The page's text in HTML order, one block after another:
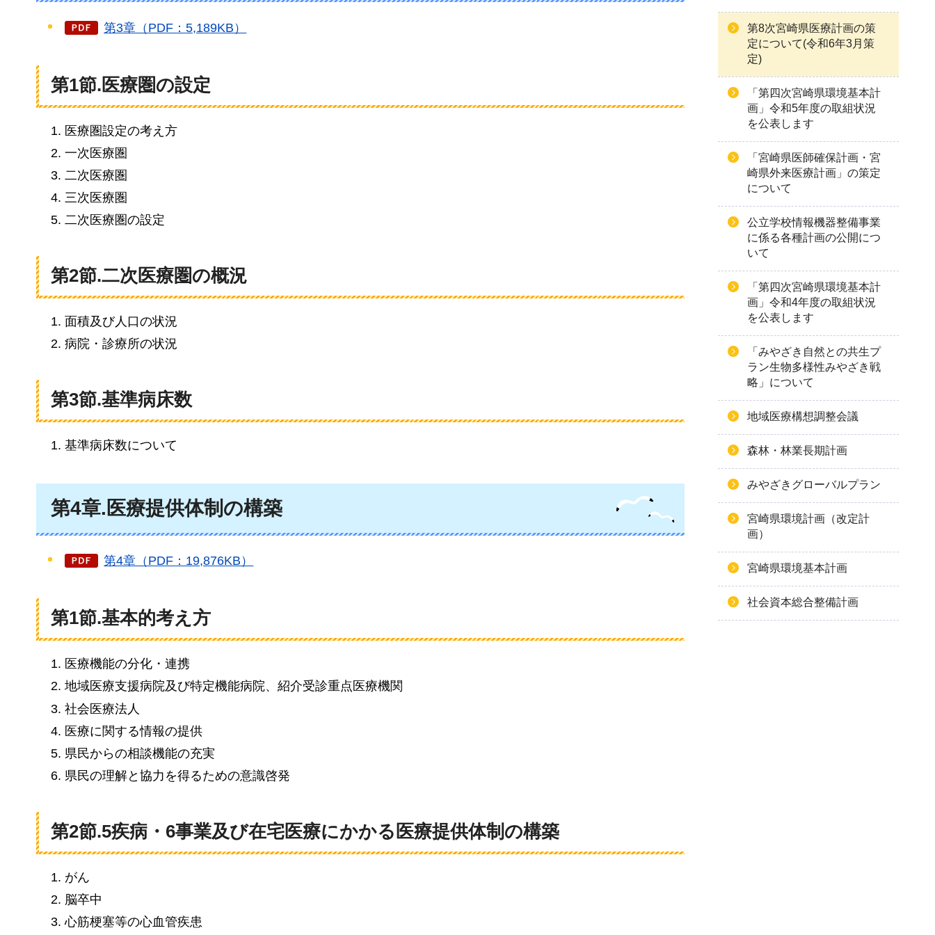
第3章（PDF：5,189KB）
第1節.医療圏の設定
医療圏設定の考え方
一次医療圏
二次医療圏
三次医療圏
二次医療圏の設定
第2節.二次医療圏の概況
面積及び人口の状況
病院・診療所の状況
第3節.基準病床数
基準病床数について
第4章.医療提供体制の構築
第4章（PDF：19,876KB）
第1節.基本的考え方
医療機能の分化・連携
地域医療支援病院及び特定機能病院、紹介受診重点医療機関
社会医療法人
医療に関する情報の提供
県民からの相談機能の充実
県民の理解と協力を得るための意識啓発
第2節.5疾病・6事業及び在宅医療にかかる医療提供体制の構築
がん
脳卒中
心筋梗塞等の心血管疾患
第8次宮崎県医療計画の策
定について(令和6年3月策
定)
「第四次宮崎県環境基本計
画」令和5年度の取組状況
を公表します
「宮崎県医師確保計画・宮
崎県外来医療計画」の策定
について
公立学校情報機器整備事業
に係る各種計画の公開につ
いて
「第四次宮崎県環境基本計
画」令和4年度の取組状況
を公表します
「みやざき自然との共生プ
ラン生物多様性みやざき戦
略」について
地域医療構想調整会議
森林・林業長期計画
みやざきグローバルプラン
宮崎県環境計画（改定計
画）
宮崎県環境基本計画
社会資本総合整備計画